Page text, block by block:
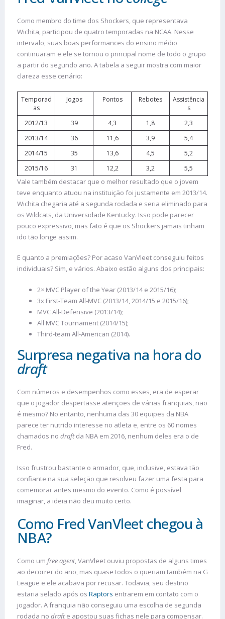
Como membro do time dos Shockers, que representava
Wichita, participou de quatro temporadas na NCAA. Nesse
intervalo, suas boas performances do ensino médio
continuaram e ele se tornou o principal nome de todo o grupo
a partir do segundo ano. A tabela a seguir mostra com maior
clareza esse cenário:
Temporad
as
Jogos Pontos Rebotes
Assistência
s
2012/13
39 4,3 1,8
2,3
2013/14
36 11,6 3,9
5,4
2014/15
35 13,6 4,5
5,2
2015/16
31 12,2 3,2 5,5
Vale também destacar que o melhor resultado que o jovem
teve enquanto atuou na instituição foi justamente em 2013/14.
Wichita chegaria até a segunda rodada e seria eliminado para
os Wildcats, da Universidade Kentucky. Isso pode parecer
pouco expressivo, mas fato é que os Shockers jamais tinham
ido tão longe assim.
E quanto a premiações? Por acaso VanVleet conseguiu feitos
individuais? Sim, e vários. Abaixo estão alguns dos principais:
2× MVC Player of the Year (2013/14 e 2015/16);
3x First-Team All-MVC (2013/14, 2014/15 e 2015/16);
MVC All-Defensive (2013/14);
All MVC Tournament (2014/15);
Third-team All-American (2014).
Surpresa negativa na hora do
draft
Com números e desempenhos como esses, era de esperar
que o jogador despertasse atenções de várias franquias, não
é mesmo? No entanto, nenhuma das 30 equipes da NBA
parece ter nutrido interesse no atleta e, entre os 60 nomes
chamados no draftda NBA em 2016, nenhum deles era o de
Fred.
Isso frustrou bastante o armador, que, inclusive, estava tão
confiante na sua seleção que resolveu fazer uma festa para
comemorar antes mesmo do evento. Como é possível
imaginar, a ideia não deu muito certo.
Como Fred VanVleet chegou à
NBA?
Como um free agent, VanVleet ouviu propostas de alguns times
ao decorrer do ano, mas quase todos o queriam também na G
League e ele acabava por recusar. Todavia, seu destino
estaria selado após os Raptors entrarem em contato com o
jogador. A franquia não conseguiu uma escolha de segunda
rodada no drafte apostou suas fichas nele para compensar.